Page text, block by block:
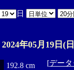
日
2024年05月19日(
192.8 cm
[デー